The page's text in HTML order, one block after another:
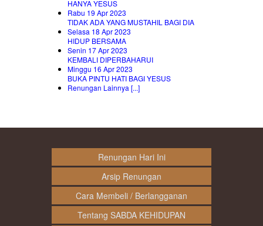
HANYA YESUS
Rabu 19 Apr 2023
TIDAK ADA YANG MUSTAHIL BAGI DIA
Selasa 18 Apr 2023
HIDUP BERSAMA
Senin 17 Apr 2023
KEMBALI DIPERBAHARUI
Minggu 16 Apr 2023
BUKA PINTU HATI BAGI YESUS
Renungan Lainnya [...]
Renungan Hari Ini
Arsip Renungan
Cara Membeli / Berlangganan
Tentang SABDA KEHIDUPAN